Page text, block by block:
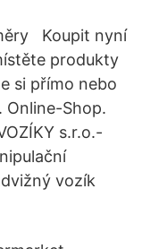
Koupit nyní
produkty
si přímo nebo
Online-Shop.
s.r.o.-
vozík